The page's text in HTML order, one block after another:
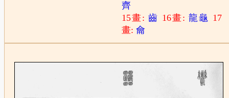
齊
15畫:齒 16畫:龍龜 17
畫:龠